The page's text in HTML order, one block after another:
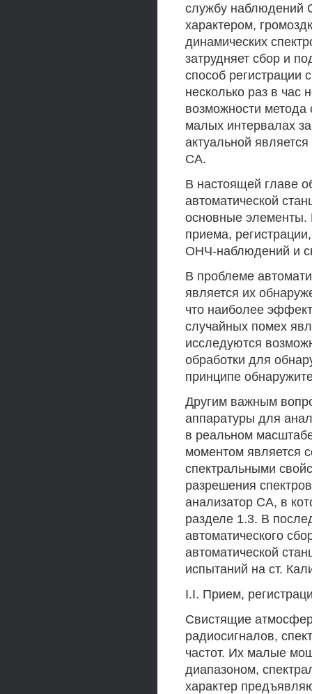
службу наблюдений
характером,
динамических
затрудняет сбор и
способ регистрации
несколько раз в час
возможности метода
малых интервалах
актуальной
СА.
В настоящей главе
автоматической
основные элементы.
приема,
ОНЧ-наблюдений и
В проблеме
является их
что наиболее
случайных помех
исследуются
обработки для
принципе
Другим важным
аппаратуры для
в реальном
моментом является
спектральными
разрешения
анализатор СА, в
разделе 1.3. В
автоматического
автоматической
испытаний на ст.
I.I. Прием,
Свистящие
радиосигналов,
частот. Их малые
диапазоном,
характер